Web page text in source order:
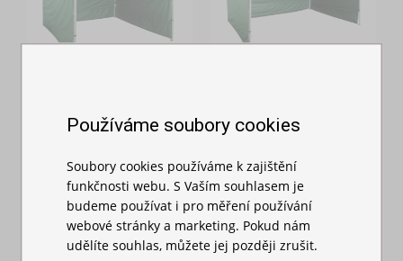
3x3m - hliníkový
Skladem
16 809,00 Kč
3x4,5m hliníkový
Skladem
20 699,00 Kč
Používáme soubory cookies
Soubory cookies používáme k zajištění
funkčnosti webu. S Vaším souhlasem je
budeme používat i pro měření používání
webové stránky a marketing. Pokud nám
udělíte souhlas, můžete jej později zrušit.